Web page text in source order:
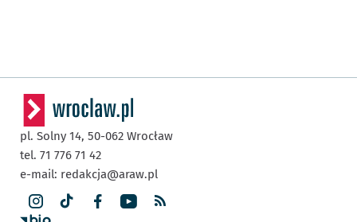
pl. Solny 14, 50-062 Wrocław
tel. 71 776 71 42
e-mail: redakcja@araw.pl